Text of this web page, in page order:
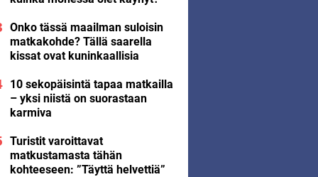
Onko tässä maailman suloisin
matkakohde? Tällä saarella
kissat ovat kuninkaallisia
10 sekopäisintä tapaa matkailla
– yksi niistä on suorastaan
karmiva
Turistit varoittavat
matkustamasta tähän
kohteeseen: ”Täyttä helvettiä”